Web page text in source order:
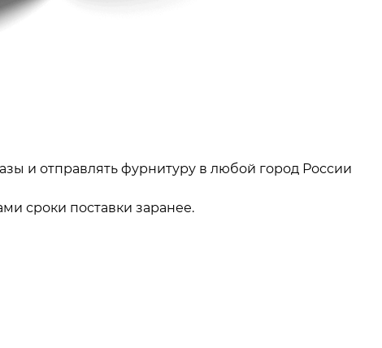
и отправлять фурнитуру в любой город России
сроки поставки заранее.